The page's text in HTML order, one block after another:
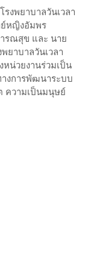
งพยาบาลวันเวลา
ย์หญิงอัมพร
รณสุข และ นาย
ยาบาลวันเวลา
น่วยงานร่วมเป็น
งการพัฒนาระบบ
ความเป็นมนุษย์